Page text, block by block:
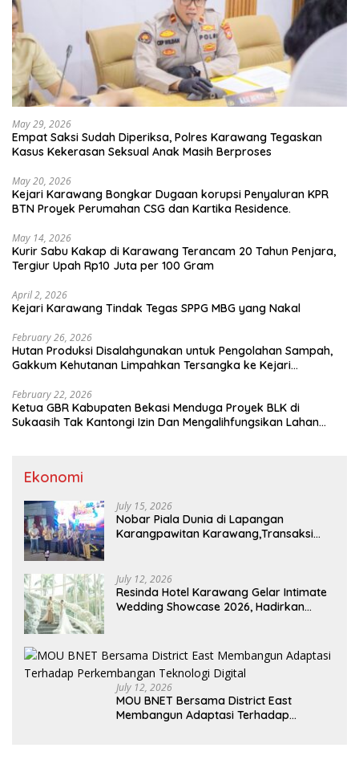
May 29, 2026
Empat Saksi Sudah Diperiksa, Polres Karawang Tegaskan
Kasus Kekerasan Seksual Anak Masih Berproses
May 20, 2026
Kejari Karawang Bongkar Dugaan korupsi Penyaluran KPR
BTN Proyek Perumahan CSG dan Kartika Residence.
May 14, 2026
Kurir Sabu Kakap di Karawang Terancam 20 Tahun Penjara,
Tergiur Upah Rp10 Juta per 100 Gram
April 2, 2026
Kejari Karawang Tindak Tegas SPPG MBG yang Nakal
February 26, 2026
Hutan Produksi Disalahgunakan untuk Pengolahan Sampah,
Gakkum Kehutanan Limpahkan Tersangka ke Kejari
February 22, 2026
Ketua GBR Kabupaten Bekasi Menduga Proyek BLK di
Sukaasih Tak Kantongi Izin Dan Mengalihfungsikan Lahan
Ekonomi
July 15, 2026
Nobar Piala Dunia di Lapangan
Karangpawitan Karawang,Transaksi
July 12, 2026
Resinda Hotel Karawang Gelar Intimate
Wedding Showcase 2026, Hadirkan
July 12, 2026
MOU BNET Bersama District East
Membangun Adaptasi Terhadap